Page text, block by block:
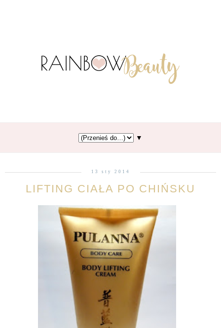
▼
13 sty 2014
LIFTING CIAŁA PO CHIŃSKU